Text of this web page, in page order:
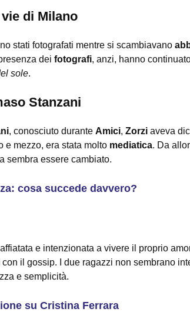
di Milano
stati fotografati mentre si scambiavano
dei fotografi, anzi, hanno
sole.
Stanzani
, conosciuto durante Amici, Zorzi aveva
e mezzo, era stata molto mediatica. Da
sembra essere cambiato.
cosa succede davvero?
e intenzionata a vivere il proprio
con il gossip. I due ragazzi non sembrano
e semplicità.
su Cristina Ferrara